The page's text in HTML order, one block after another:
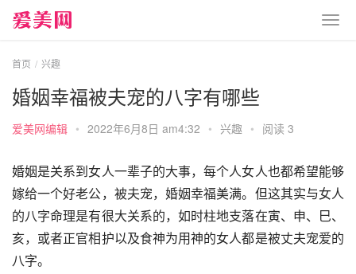
首页 兴趣
婚姻幸福被夫宠的八字有哪些
爱美网编辑 • 2022年6月8日 am4:32 • 兴趣 • 阅读 3
婚姻是关系到女人一辈子的大事，每个人女人也都希望能够
嫁给一个好老公，被夫宠，婚姻幸福美满。但这其实与女人
的八字命理是有很大关系的，如时柱地支落在寅、申、巳、
亥，或者正官相护以及食神为用神的女人都是被丈夫宠爱的
八字。